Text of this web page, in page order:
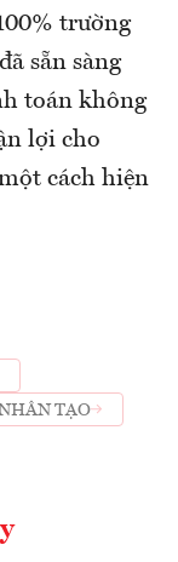
trường
sẵn sàng
toán không
lợi cho
cách hiện
TẠO